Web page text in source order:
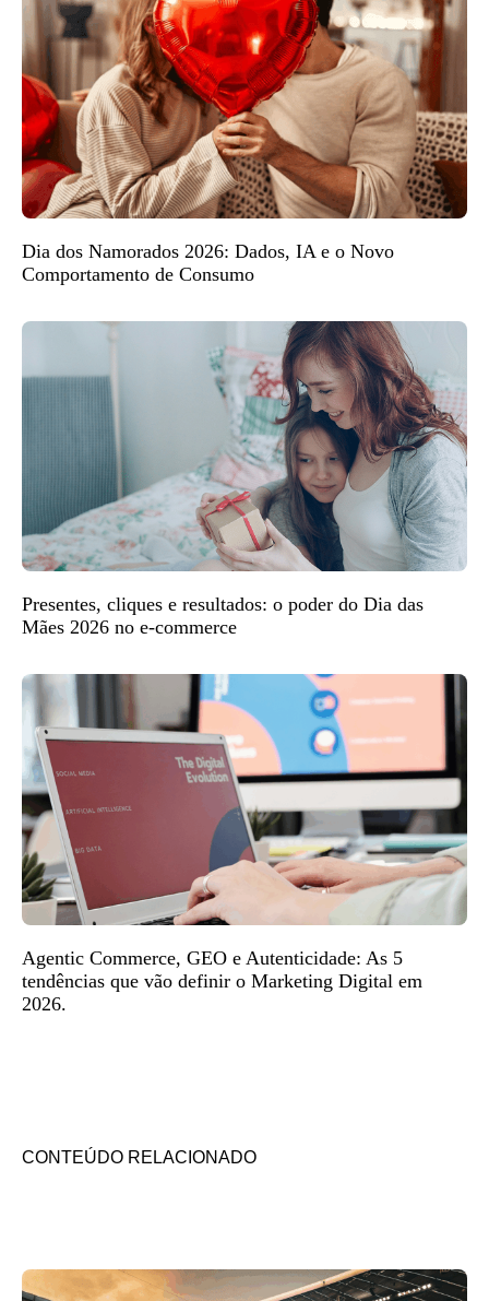
Dia dos Namorados 2026: Dados, IA e o Novo
Comportamento de Consumo
Presentes, cliques e resultados: o poder do Dia das
Mães 2026 no e-commerce
Agentic Commerce, GEO e Autenticidade: As 5
tendências que vão definir o Marketing Digital em
2026.
CONTEÚDO RELACIONADO